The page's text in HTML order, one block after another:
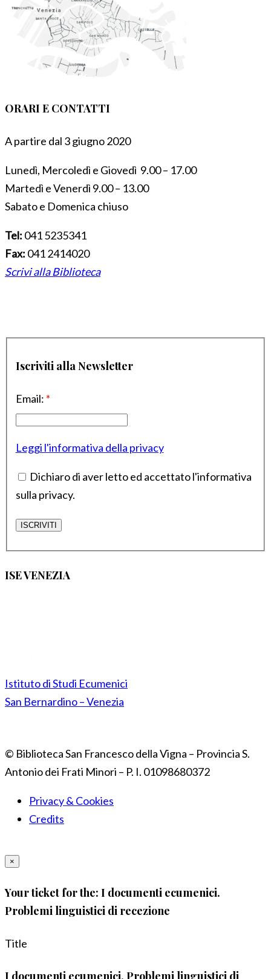
ORARI E CONTATTI
A partire dal 3 giugno 2020
Lunedì, Mercoledì e Giovedì 9.00 – 17.00
Martedì e Venerdì 9.00 – 13.00
Sabato e Domenica chiuso
Tel: 041 5235341
Fax: 041 2414020
Scrivi alla Biblioteca
Iscriviti alla Newsletter
Email: *
Leggi l'informativa della privacy
Dichiaro di aver letto ed accettato l'informativa
sulla privacy.
ISE VENEZIA
Istituto di Studi Ecumenici
San Bernardino – Venezia
© Biblioteca San Francesco della Vigna – Provincia S.
Antonio dei Frati Minori – P. I. 01098680372
Privacy & Cookies
Credits
×
Your ticket for the: I documenti ecumenici.
Problemi linguistici di recezione
Title
I documenti ecumenici. Problemi linguistici di